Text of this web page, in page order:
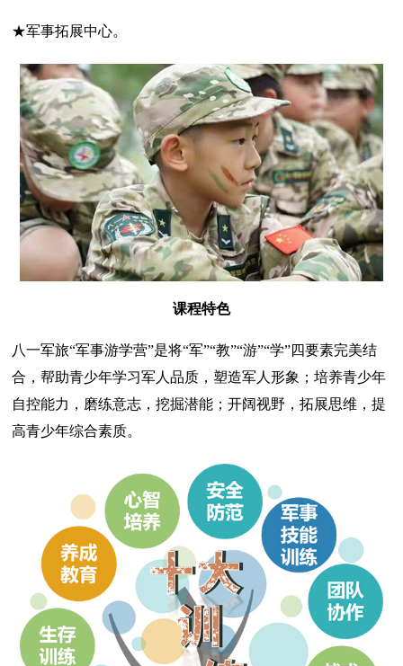
★军事拓展中心。
课程特色
八一军旅“军事游学营”是将“军”“教”“游”“学”四要素完美结
合，帮助青少年学习军人品质，塑造军人形象；培养青少年
自控能力，磨练意志，挖掘潜能；开阔视野，拓展思维，提
高青少年综合素质。